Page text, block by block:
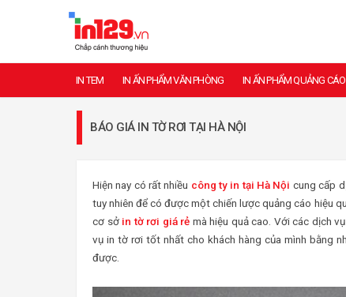
IN TEM IN ẤN PHẨM VĂN PHÒNG IN ẤN PHẨM QUẢNG CÁO
BÁO GIÁ IN TỜ RƠI TẠI HÀ NỘI
Hiện nay có rất nhiều công ty in tại Hà Nội cung cấp
tuy nhiên để có được một chiến lược quảng cáo hiệu
cơ sở in tờ rơi giá rẻ mà hiệu quả cao. Với các dịch
vụ in tờ rơi tốt nhất cho khách hàng của mình bằng
được.